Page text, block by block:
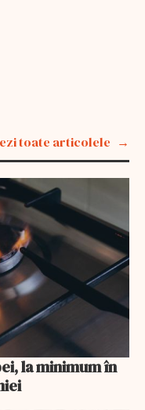
toate articolele
la minimum în